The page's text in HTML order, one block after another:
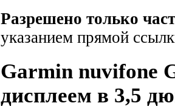
Разрешено только
указанием прямой
Garmin nuvifone
дисплеем в 3,5